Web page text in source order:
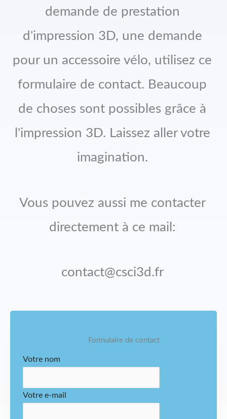
demande de prestation
d'impression 3D, une demande
pour un accessoire vélo, utilisez ce
formulaire de contact. Beaucoup
de choses sont possibles grâce à
l'impression 3D. Laissez aller votre
imagination.
Vous pouvez aussi me contacter
directement à ce mail:
contact@csci3d.fr
Formulaire de contact
Votre nom
Votre e-mail